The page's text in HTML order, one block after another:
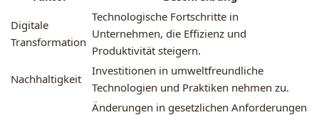
Digitale
Transformation
Technologische Fortschritte in
Unternehmen, die Effizienz und
Produktivität steigern.
Nachhaltigkeit
Investitionen in umweltfreundliche
Technologien und Praktiken nehmen zu.
Änderungen in gesetzlichen Anforderungen